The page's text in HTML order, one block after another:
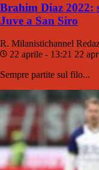
Brahim Diaz 2022:
Juve a San Siro
R. Milanistichannel
22 aprile - 13:21 22
Sempre partite sul filo...